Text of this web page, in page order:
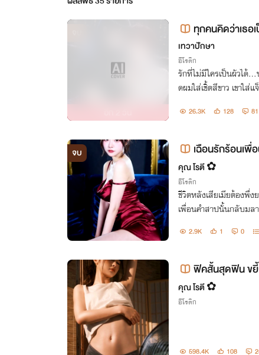
ทุกคนคิดว่าเธอ
ธอ |มีอีบุ้ค
เทวาปักษา
อีโรติก
รักที่ไม่มีใครเป็นผัวได้
ดผมใส่เชิ้ตสีขาว เขาใส่
ยงหาย”
26.3K 128 81
จบ เฉือนรักร้อนเ
คุณ โรตี ✿
อีโรติก
ชีวิตหลังเสียเมียต้องพึ่
เพื่อนคำสาปนั้นกลับมลา
2.9K 1 0
ฟิคสั้นสุดฟิน ขยี้
คุณ โรตี ✿
อีโรติก
598.4K 108